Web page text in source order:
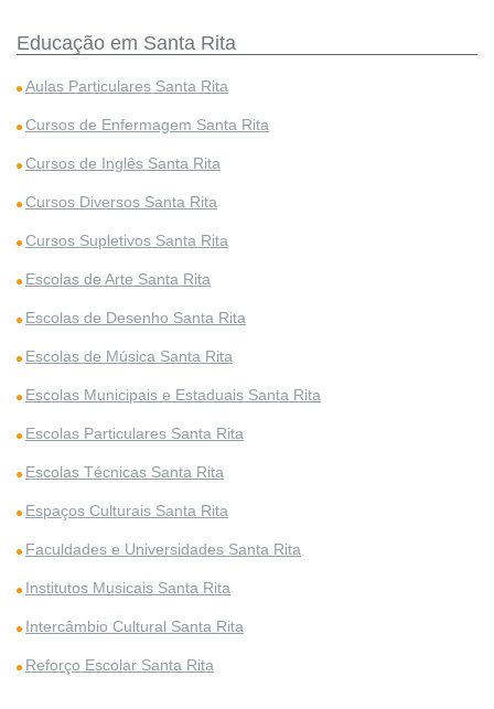
Educação em Santa Rita
Aulas Particulares Santa Rita
Cursos de Enfermagem Santa Rita
Cursos de Inglês Santa Rita
Cursos Diversos Santa Rita
Cursos Supletivos Santa Rita
Escolas de Arte Santa Rita
Escolas de Desenho Santa Rita
Escolas de Música Santa Rita
Escolas Municipais e Estaduais Santa Rita
Escolas Particulares Santa Rita
Escolas Técnicas Santa Rita
Espaços Culturais Santa Rita
Faculdades e Universidades Santa Rita
Institutos Musicais Santa Rita
Intercâmbio Cultural Santa Rita
Reforço Escolar Santa Rita